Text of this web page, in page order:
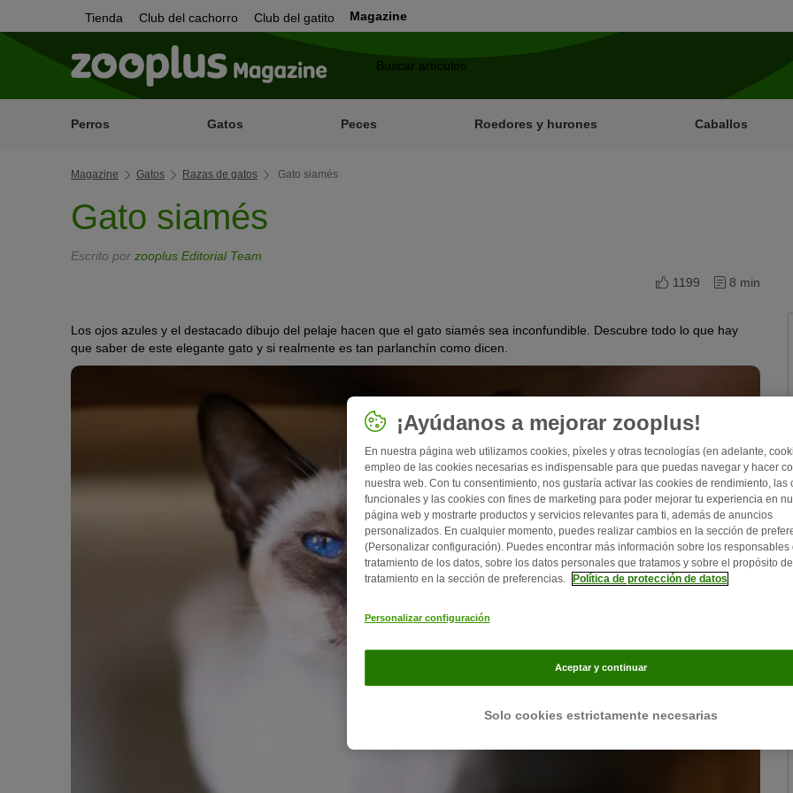
Tienda Club del cachorro Club del gatito Magazine
Perros Gatos Peces Roedores y hurones Caballos
Magazine Gatos Razas de gatos Gato siamés
Gato siamés
Escrito por zooplus Editorial Team
1199
8 min
Los ojos azules y el destacado dibujo del pelaje hacen que el gato siamés sea inconfundible. Descubre todo lo que hay
que saber de este elegante gato y si realmente es tan parlanchín como dicen.
¡Ayúdanos a mejorar zooplus!
En nuestra página web utilizamos cookies, píxeles y otras tecnologías (en adelante,
empleo de las cookies necesarias es indispensable para que puedas navegar y hacer
nuestra web. Con tu consentimiento, nos gustaría activar las cookies de rendimiento, las
funcionales y las cookies con fines de marketing para poder mejorar tu experiencia en
página web y mostrarte productos y servicios relevantes para ti, además de anuncios
personalizados. En cualquier momento, puedes realizar cambios en la sección de
(Personalizar configuración). Puedes encontrar más información sobre los responsables
tratamiento de los datos, sobre los datos personales que tratamos y sobre el propósito
tratamiento en la sección de preferencias.
Política de protección de datos
Personalizar configuración
Solo cookies estrictamente necesarias
Aceptar y continuar